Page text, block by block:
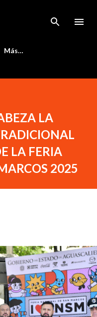
Más…
LA
LA FERIA
2025